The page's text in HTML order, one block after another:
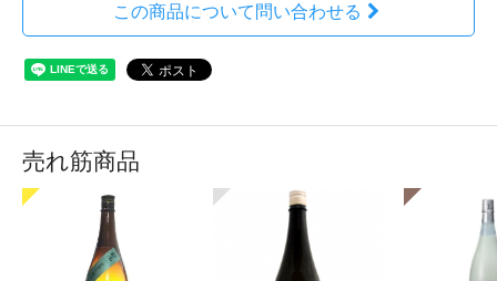
この商品について問い合わせる
売れ筋商品